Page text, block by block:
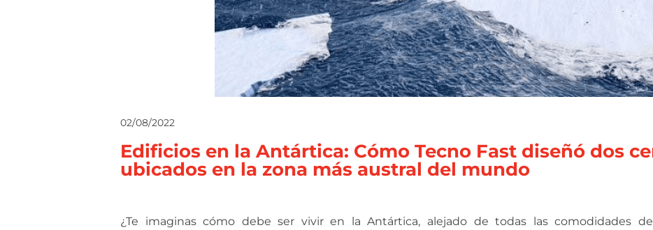
02/08/2022
Edificios en la Antártica: Cómo Tecno Fast diseñó dos
ubicados en la zona más austral del mundo
¿Te imaginas cómo debe ser vivir en la Antártica, alejado de todas las comodidades